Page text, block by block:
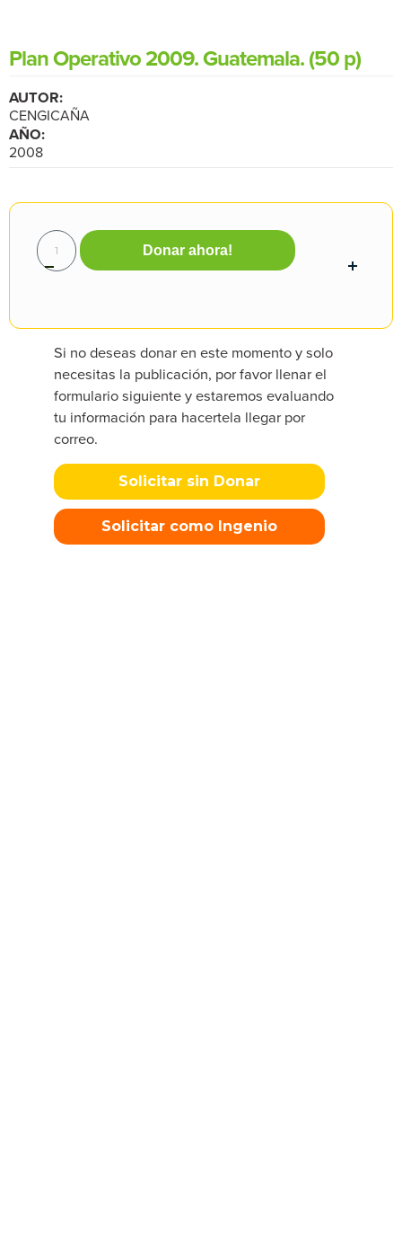
Plan Operativo 2009. Guatemala. (50 p)
AUTOR:
CENGICAÑA
AÑO:
2008
Donar ahora!
Si no deseas donar en este momento y solo
necesitas la publicación, por favor llenar el
formulario siguiente y estaremos evaluando
tu información para hacertela llegar por
correo.
Solicitar sin Donar
Solicitar como Ingenio